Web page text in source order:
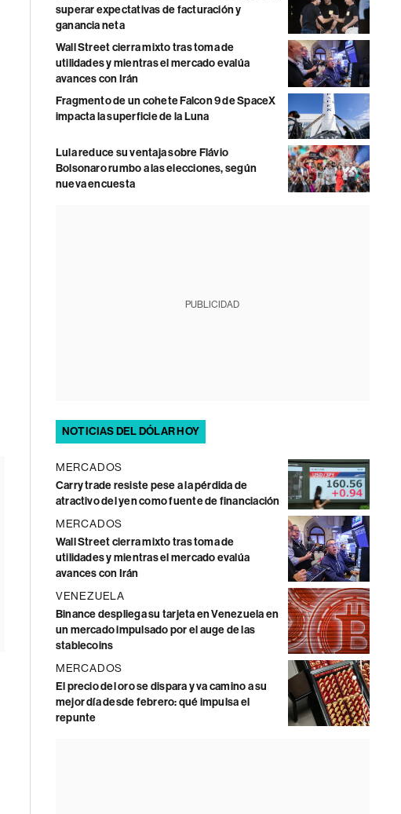
superar expectativas de facturación y
ganancia neta
Wall Street cierra mixto tras toma de
utilidades y mientras el mercado evalúa
avances con Irán
Fragmento de un cohete Falcon 9 de SpaceX
impacta la superficie de la Luna
Lula reduce su ventaja sobre Flávio
Bolsonaro rumbo a las elecciones, según
nueva encuesta
PUBLICIDAD
NOTICIAS DEL DÓLAR HOY
MERCADOS
Carry trade resiste pese a la pérdida de
atractivo del yen como fuente de financiación
MERCADOS
Wall Street cierra mixto tras toma de
utilidades y mientras el mercado evalúa
avances con Irán
VENEZUELA
Binance despliega su tarjeta en Venezuela en
un mercado impulsado por el auge de las
stablecoins
MERCADOS
El precio del oro se dispara y va camino a su
mejor día desde febrero: qué impulsa el
repunte